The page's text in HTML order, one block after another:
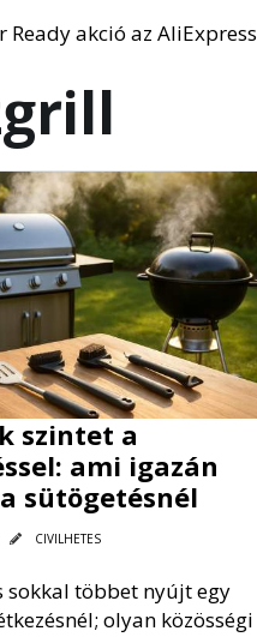
szintet a
ami igazán
sütögetésnél
CIVILHETES
sokkal többet nyújt egy
olyan közösségi